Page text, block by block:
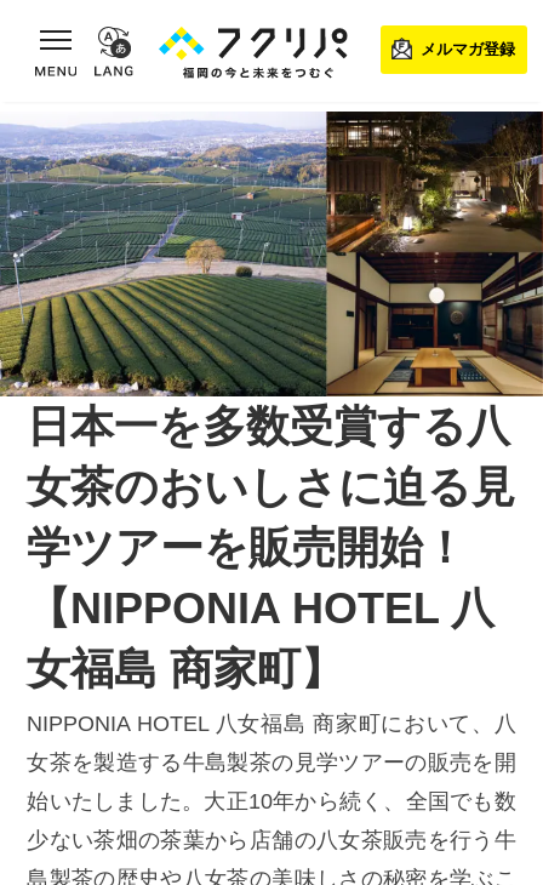
toggle navigation
メルマガ登録
日本一を多数受賞する八
女茶のおいしさに迫る見
学ツアーを販売開始！
【NIPPONIA HOTEL 八
女福島 商家町】
NIPPONIA HOTEL 八女福島 商家町において、八
女茶を製造する牛島製茶の見学ツアーの販売を開
始いたしました。大正10年から続く、全国でも数
少ない茶畑の茶葉から店舗の八女茶販売を行う牛
島製茶の歴史や八女茶の美味しさの秘密を学ぶこ